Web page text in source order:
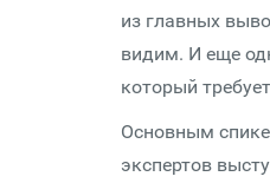
из главных
видим. И еще
который
Основным
экспертов